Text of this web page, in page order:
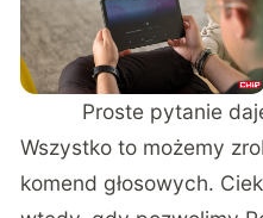
Proste pytanie
Wszystko to możemy
komend głosowych.